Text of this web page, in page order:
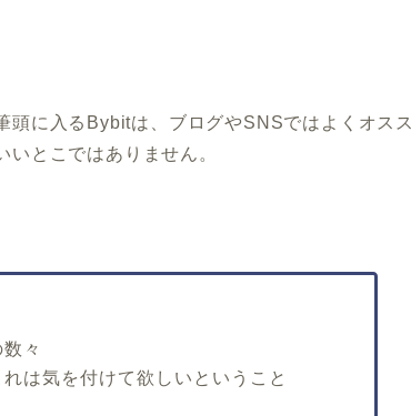
頭に入るBybitは、ブログやSNSではよくオスス
いとこではありません。
々
は気を付けて欲しいということ